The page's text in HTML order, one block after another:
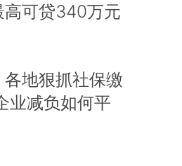
可贷340万元
各地狠抓社保缴
业减负如何平